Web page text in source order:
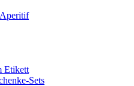
Etikett
Sets